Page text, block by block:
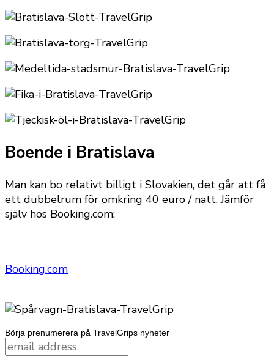
Boende i Bratislava
Man kan bo relativt billigt i Slovakien, det går att få
ett dubbelrum för omkring 40 euro / natt. Jämför
själv hos Booking.com:
Booking.com
Börja prenumerera på TravelGrips nyheter